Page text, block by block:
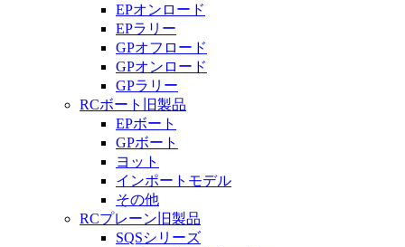
EPオンロード
EPラリー
GPオフロード
GPオンロード
GPラリー
RCボート旧製品
EPボート
GPボート
ヨット
インポートモデル
その他
RCプレーン旧製品
SQSシリーズ